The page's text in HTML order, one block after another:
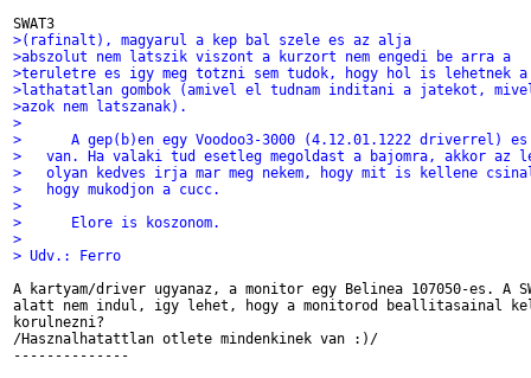
>(rafinalt), magyarul a kep bal szele es az alja
>abszolut nem latszik viszont a kurzort nem engedi be arra a
>teruletre es igy meg totzni sem tudok, hogy hol is lehetnek a
>lathatatlan gombok (amivel el tudnam inditani a jatekot,
>azok nem latszanak).
>
>      A gep(b)en egy Voodoo3-3000 (4.12.01.1222 driverrel) es
>   van. Ha valaki tud esetleg megoldast a bajomra, akkor az
>   olyan kedves irja mar meg nekem, hogy mit is kellene
>   hogy mukodjon a cucc.
>
>      Elore is koszonom.
>
> Udv.: Ferro
A kartyam/driver ugyanaz, a monitor egy Belinea 107050-es. A
alatt nem indul, igy lehet, hogy a monitorod beallitasainal
korulnezni?
/Hasznalhatattlan otlete mindenkinek van :)/
--------------